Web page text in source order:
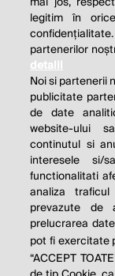
THE
legitim în
partenerilor
detalii
Noi si partenerii
publicitate
de date
website-ului
continutul si
interesele
functionalitati
analiza
prevazute de
prelucrarea
pot fi exercitate
“ACCEPT